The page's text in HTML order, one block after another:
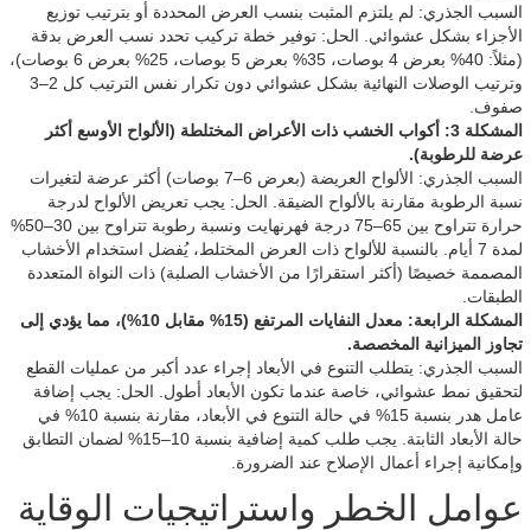
السبب الجذري: لم يلتزم المثبت بنسب العرض المحددة أو بترتيب توزيع
الأجزاء بشكل عشوائي. الحل: توفير خطة تركيب تحدد نسب العرض بدقة
(مثلاً: 40% بعرض 4 بوصات، 35% بعرض 5 بوصات، 25% بعرض 6 بوصات)،
وترتيب الوصلات النهائية بشكل عشوائي دون تكرار نفس الترتيب كل 2–3
صفوف.
المشكلة 3: أكواب الخشب ذات الأعراض المختلطة (الألواح الأوسع أكثر
عرضة للرطوبة).
السبب الجذري: الألواح العريضة (بعرض 6–7 بوصات) أكثر عرضة لتغيرات
نسبة الرطوبة مقارنة بالألواح الضيقة. الحل: يجب تعريض الألواح لدرجة
حرارة تتراوح بين 65–75 درجة فهرنهايت ونسبة رطوبة تتراوح بين 30–50%
لمدة 7 أيام. بالنسبة للألواح ذات العرض المختلط، يُفضل استخدام الأخشاب
المصممة خصيصًا (أكثر استقرارًا من الأخشاب الصلبة) ذات النواة المتعددة
الطبقات.
المشكلة الرابعة: معدل النفايات المرتفع (15% مقابل 10%)، مما يؤدي إلى
تجاوز الميزانية المخصصة.
السبب الجذري: يتطلب التنوع في الأبعاد إجراء عدد أكبر من عمليات القطع
لتحقيق نمط عشوائي، خاصة عندما تكون الأبعاد أطول. الحل: يجب إضافة
عامل هدر بنسبة 15% في حالة التنوع في الأبعاد، مقارنة بنسبة 10% في
حالة الأبعاد الثابتة. يجب طلب كمية إضافية بنسبة 10–15% لضمان التطابق
وإمكانية إجراء أعمال الإصلاح عند الضرورة.
عوامل الخطر واستراتيجيات الوقاية